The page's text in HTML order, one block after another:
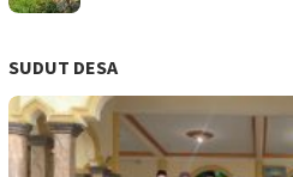
SUDUT DESA